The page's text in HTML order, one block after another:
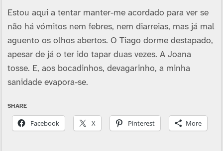
Estou aqui a tentar manter-me acordado para ver se
não há vómitos nem febres, nem diarreias, mas já mal
aguento os olhos abertos. O Tiago dorme destapado,
apesar de já o ter ido tapar duas vezes. A Joana
tosse. E, aos bocadinhos, devagarinho, a minha
sanidade evapora-se.
SHARE
Facebook X Pinterest More